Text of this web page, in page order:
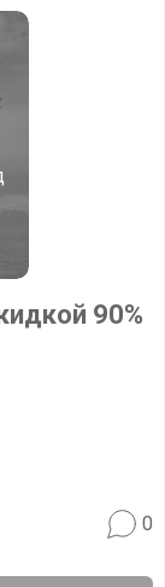
90%
0